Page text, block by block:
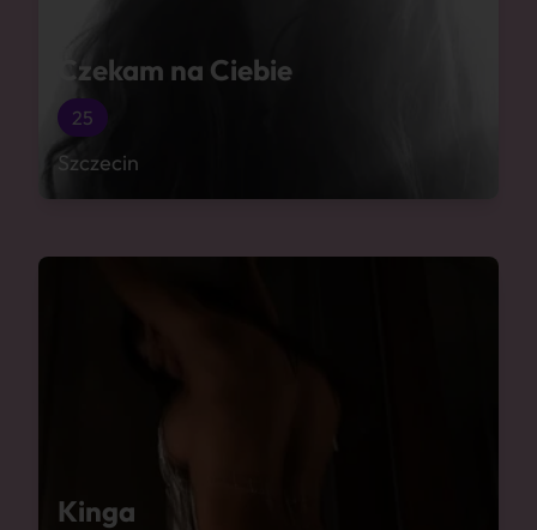
Czekam na Ciebie
25
Szczecin
Kinga